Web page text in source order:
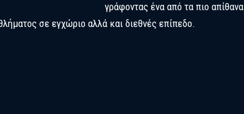
γράφοντας ένα από τα πιο απίθανα
σε εγχώριο αλλά και διεθνές επίπεδο.